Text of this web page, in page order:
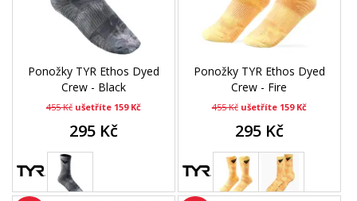
Ponožky TYR Ethos Dyed
Crew - Black
455 Kč ušetříte 159 Kč
295 Kč
Ponožky TYR Ethos Dyed
Crew - Fire
455 Kč ušetříte 159 Kč
295 Kč